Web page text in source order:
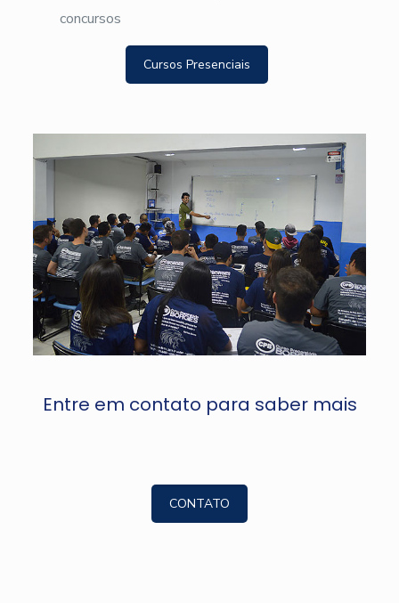
concursos
Cursos Presenciais
Entre em contato para saber mais
CONTATO